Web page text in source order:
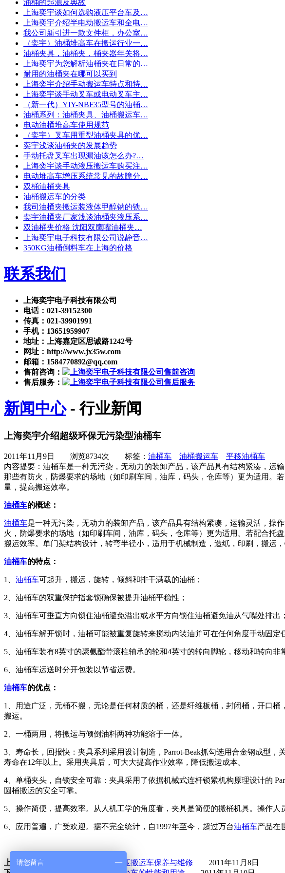
油桶的起源及典故
上海奕宇谈如何选购液压平台车及…
上海奕宇介绍半电动搬运车和全电…
我公司新引进一款文件柜，办公室…
（奕宇）油桶堆高车在搬运行业一…
油桶夹具，油桶夹，桶夹器年关将…
上海奕宇为您解析油桶夹在日常的…
耐用的油桶夹在哪可以买到
上海奕宇介绍手动搬运车特点和特…
上海奕宇谈手动叉车或电动叉车主…
（新一代）YIY-NBF35型号的油桶…
油桶系列：油桶夹具、油桶搬运车…
电动油桶堆高车使用规范
（奕宇）叉车用重型油桶夹具的优…
奕宇浅谈油桶夹的发展趋势
手动托盘叉车出现漏油该怎么办?…
上海奕宇谈手动液压搬运车购买注…
电动堆高车增压系统常见的故障分…
双桶油桶夹具
油桶搬运车的分类
我司油桶夹搬运装液体甲醇钠的铁…
奕宇油桶夹厂家浅谈油桶夹液压系…
双油桶夹价格 沈阳双鹰嘴油桶夹…
上海奕宇电子科技有限公司说静音…
350KG油桶倒料车在上海的价格
联系我们
上海奕宇电子科技有限公司
电话：021-39152300
传真：021-39901991
手机：13651959907
地址：上海嘉定区思诚路1242号
网址：http://www.jx35w.com
邮箱：1584770892@qq.com
售前咨询：
售后服务：
新闻中心- 行业新闻
上海奕宇介绍超级环保无污染型油桶车
2011年11月9日 浏览8734次 标签： 油桶车 油桶搬运车
平移油桶车
内容提要： 油桶车是一种无污染，无动力的装卸产品，该产品具有结构紧凑，运
那些有防火，防爆要求的场地（如印刷车间，油库，码头，仓库等）更为适用。
量，提高搬运效率。
油桶车的概述：
油桶车是一种无污染，无动力的装卸产品，该产品具有结构紧凑，运输灵活，操
火，防爆要求的场地（如印刷车间，油库，码头，仓库等）更为适用。若配合托
搬运效率。单门架结构设计，转弯半径小，适用于机械制造，造纸，印刷，搬运，
油桶车的特点：
1、 油桶车可起升，搬运，旋转，倾斜和排干满载的油桶；
2、油桶车的双重保护指套锁确保被提升油桶平稳性；
3、油桶车可垂直方向锁住油桶避免溢出或水平方向锁住油桶避免油从气嘴处排出；
4、油桶车解开锁时，油桶可能被重复旋转来搅动内装油并可在任何角度手动固定
5、油桶车装有8英寸的聚氨酯带滚柱轴承的轮和4英寸的转向脚轮，移动和转向非
6、油桶车运送时分开包装以节省运费。
油桶车的优点：
1、用途广泛，无桶不搬，无论是任何材质的桶，还是纤维板桶，封闭桶，开口
搬运。
2、一桶两用，将搬运与倾倒油料两种功能溶于一体。
3、寿命长，回报快：夹具系列采用设计制造，Parrot-Beak抓勾选用合金钢成型
寿命在12年以上。采用夹具后，可大大提高作业效率，降低搬运成本。
4、单桶夹头，自锁安全可靠：夹具采用了依据机械式连杆锁紧机构原理设计的
圆桶搬运的安全可靠。
5、操作简便，提高效率。从人机工学的角度看，夹具是简便的搬桶机具。操作人
6、应用普遍，广受欢迎。据不完全统计，自1997年至今，超过万台油桶车产品在
上一篇： 上海奕宇谈电动或手动液压搬运车保养与维修 2011年11月8日
请您留言